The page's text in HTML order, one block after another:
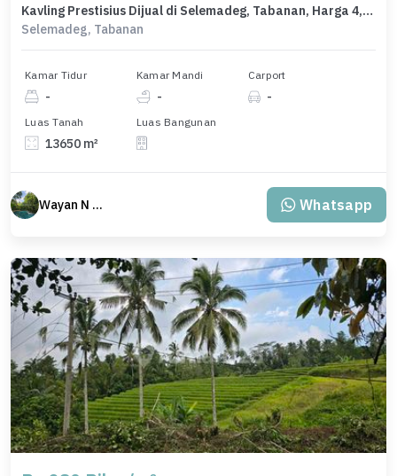
Kavling Prestisius Dijual di Selemadeg, Tabanan, Harga 4,91 Miliar
Selemadeg, Tabanan
Kamar Tidur
-
Kamar Mandi
-
Carport
-
Luas Tanah
13650 m²
Luas Bangunan
Wayan N Bali Whatsapp